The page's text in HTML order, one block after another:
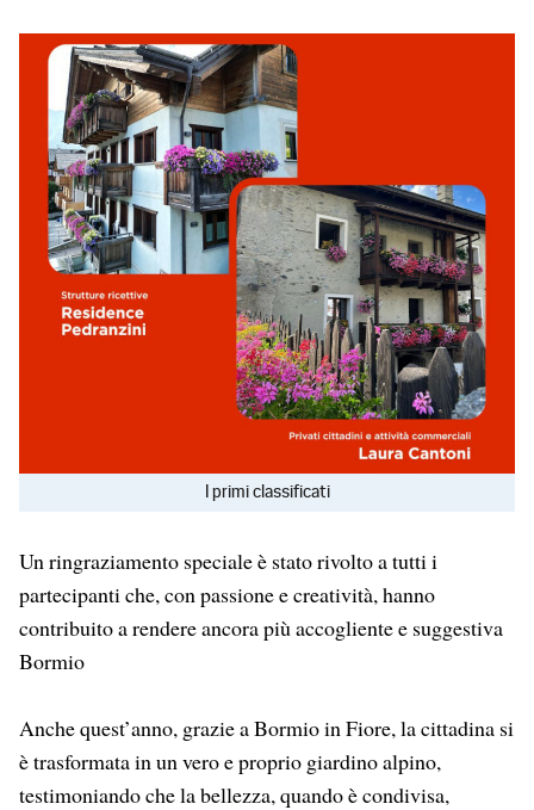
I primi classificati
Un ringraziamento speciale è stato rivolto a tutti i
partecipanti che, con passione e creatività, hanno
contribuito a rendere ancora più accogliente e suggestiva
Bormio
Anche quest’anno, grazie a Bormio in Fiore, la cittadina si
è trasformata in un vero e proprio giardino alpino,
testimoniando che la bellezza, quando è condivisa,